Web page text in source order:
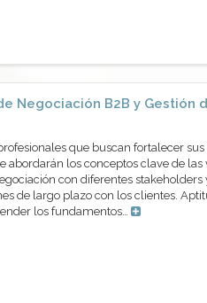
Negociación B2B y Gestión
que buscan fortalecer
abordarán los conceptos clave de las
con diferentes stakeholders
de largo plazo con los clientes.
los fundamentos…